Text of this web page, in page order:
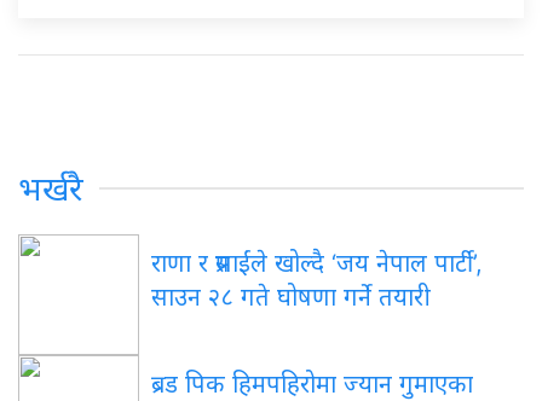
भर्खरै
राणा र प्रसाईंले खोल्दै ‘जय नेपाल पार्टी’,
साउन २८ गते घोषणा गर्ने तयारी
ब्रड पिक हिमपहिरोमा ज्यान गुमाएका